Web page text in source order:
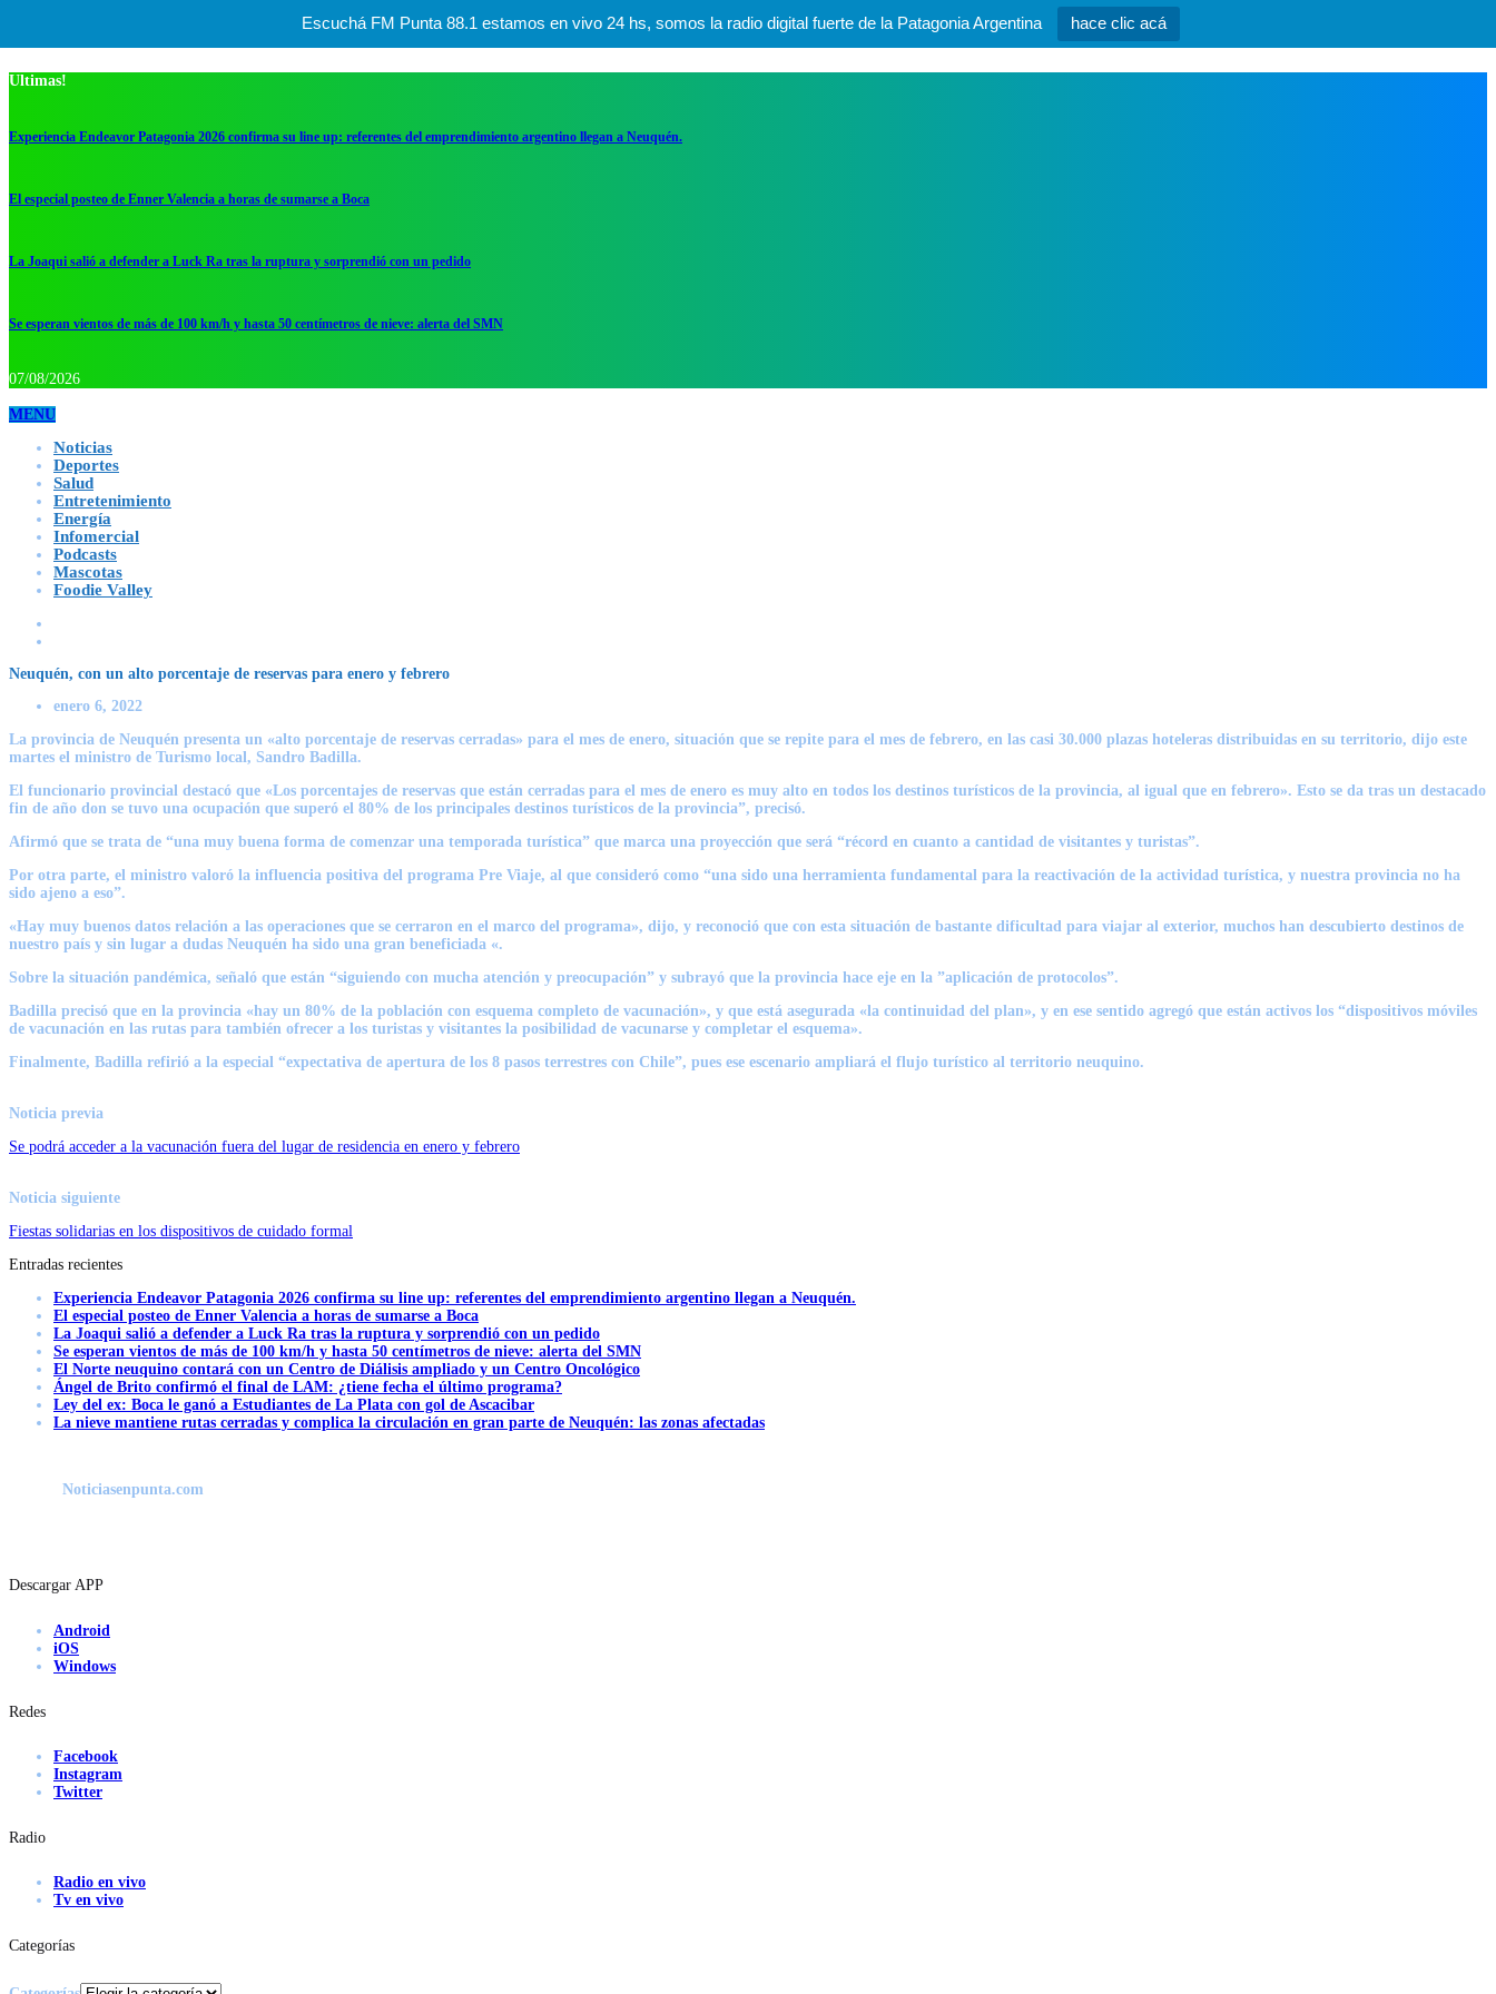
Escuchá FM Punta 88.1 estamos en vivo 24 hs, somos la radio digital fuerte de la Patagonia Argentina hace clic acá
Ultimas!
Experiencia Endeavor Patagonia 2026 confirma su line up: referentes del emprendimiento argentino llegan a Neuquén.
El especial posteo de Enner Valencia a horas de sumarse a Boca
La Joaqui salió a defender a Luck Ra tras la ruptura y sorprendió con un pedido
Se esperan vientos de más de 100 km/h y hasta 50 centímetros de nieve: alerta del SMN
07/08/2026
MENU
Noticias
Deportes
Salud
Entretenimiento
Energía
Infomercial
Podcasts
Mascotas
Foodie Valley
Neuquén, con un alto porcentaje de reservas para enero y febrero
enero 6, 2022
La provincia de Neuquén presenta un «alto porcentaje de reservas cerradas» para el mes de enero, situación que se repite para el mes de febrero, en las casi 30.000 plazas hoteleras distribuidas en su territorio, dijo este
martes el ministro de Turismo local, Sandro Badilla.
El funcionario provincial destacó que «Los porcentajes de reservas que están cerradas para el mes de enero es muy alto en todos los destinos turísticos de la provincia, al igual que en febrero». Esto se da tras un destacado
fin de año don se tuvo una ocupación que superó el 80% de los principales destinos turísticos de la provincia”, precisó.
Afirmó que se trata de “una muy buena forma de comenzar una temporada turística” que marca una proyección que será “récord en cuanto a cantidad de visitantes y turistas”.
Por otra parte, el ministro valoró la influencia positiva del programa Pre Viaje, al que consideró como “una sido una herramienta fundamental para la reactivación de la actividad turística, y nuestra provincia no ha
sido ajeno a eso”.
«Hay muy buenos datos relación a las operaciones que se cerraron en el marco del programa», dijo, y reconoció que con esta situación de bastante dificultad para viajar al exterior, muchos han descubierto destinos de
nuestro país y sin lugar a dudas Neuquén ha sido una gran beneficiada «.
Sobre la situación pandémica, señaló que están “siguiendo con mucha atención y preocupación” y subrayó que la provincia hace eje en la ”aplicación de protocolos”.
Badilla precisó que en la provincia «hay un 80% de la población con esquema completo de vacunación», y que está asegurada «la continuidad del plan», y en ese sentido agregó que están activos los “dispositivos móviles
de vacunación en las rutas para también ofrecer a los turistas y visitantes la posibilidad de vacunarse y completar el esquema».
Finalmente, Badilla refirió a la especial “expectativa de apertura de los 8 pasos terrestres con Chile”, pues ese escenario ampliará el flujo turístico al territorio neuquino.
Noticia previa
Se podrá acceder a la vacunación fuera del lugar de residencia en enero y febrero
Noticia siguiente
Fiestas solidarias en los dispositivos de cuidado formal
Entradas recientes
Experiencia Endeavor Patagonia 2026 confirma su line up: referentes del emprendimiento argentino llegan a Neuquén.
El especial posteo de Enner Valencia a horas de sumarse a Boca
La Joaqui salió a defender a Luck Ra tras la ruptura y sorprendió con un pedido
Se esperan vientos de más de 100 km/h y hasta 50 centímetros de nieve: alerta del SMN
El Norte neuquino contará con un Centro de Diálisis ampliado y un Centro Oncológico
Ángel de Brito confirmó el final de LAM: ¿tiene fecha el último programa?
Ley del ex: Boca le ganó a Estudiantes de La Plata con gol de Ascacibar
La nieve mantiene rutas cerradas y complica la circulación en gran parte de Neuquén: las zonas afectadas
Noticiasenpunta.com
Descargar APP
Android
iOS
Windows
Redes
Facebook
Instagram
Twitter
Radio
Radio en vivo
Tv en vivo
Categorías